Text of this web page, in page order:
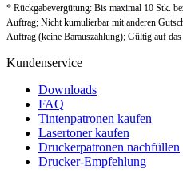
* Rückgabevergütung: Bis maximal 10 Stk.
Auftrag; Nicht kumulierbar mit anderen
Auftrag (keine Barauszahlung); Gültig auf
Kundenservice
Downloads
FAQ
Tintenpatronen kaufen
Lasertoner kaufen
Druckerpatronen nachfüllen
Drucker-Empfehlung